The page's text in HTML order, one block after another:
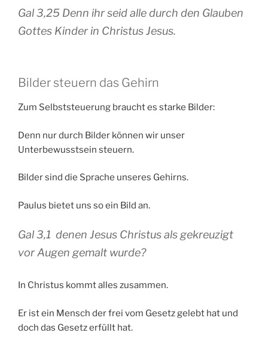
Gal 3,25 Denn ihr seid alle durch den Glauben
Gottes Kinder in Christus Jesus.
Bilder steuern das Gehirn
Zum Selbststeuerung braucht es starke Bilder:
Denn nur durch Bilder können wir unser
Unterbewusstsein steuern.
Bilder sind die Sprache unseres Gehirns.
Paulus bietet uns so ein Bild an.
Gal 3,1 denen Jesus Christus als gekreuzigt
vor Augen gemalt wurde?
In Christus kommt alles zusammen.
Er ist ein Mensch der frei vom Gesetz gelebt hat und
doch das Gesetz erfüllt hat.